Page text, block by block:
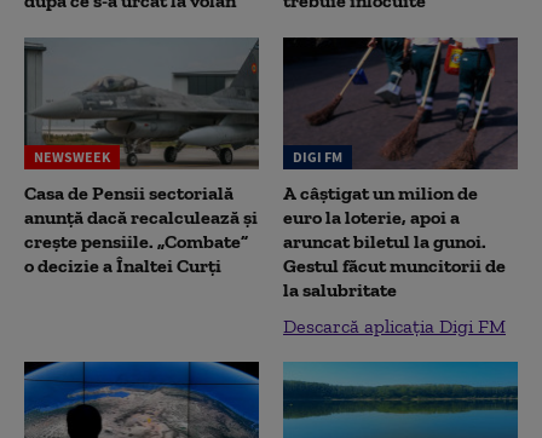
NEWSWEEK
Casa de Pensii sectorială
anunță dacă recalculează și
crește pensiile. „Combate”
o decizie a Înaltei Curți
DIGI FM
A câștigat un milion de
euro la loterie, apoi a
aruncat biletul la gunoi.
Gestul făcut muncitorii de
la salubritate
Descarcă aplicația Digi FM